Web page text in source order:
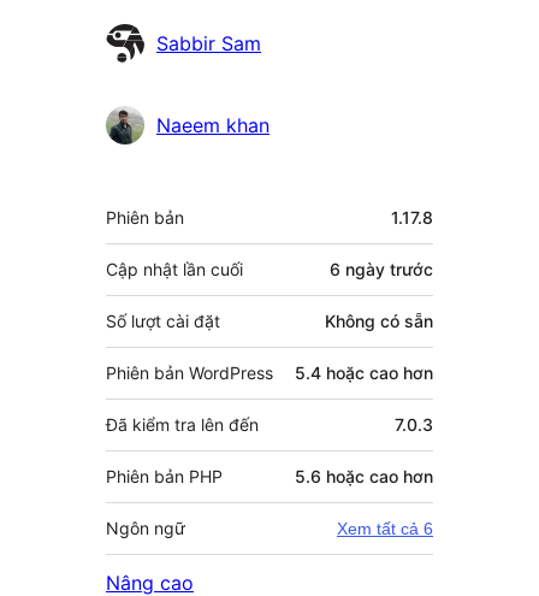
Sabbir Sam
Naeem khan
Meta
Phiên bản 1.17.8
Cập nhật lần cuối 6 ngày trước
Số lượt cài đặt Không có sẵn
Phiên bản WordPress 5.4 hoặc cao hơn
Đã kiểm tra lên đến 7.0.3
Phiên bản PHP 5.6 hoặc cao hơn
Ngôn ngữ Xem tất cả 6
Nâng cao